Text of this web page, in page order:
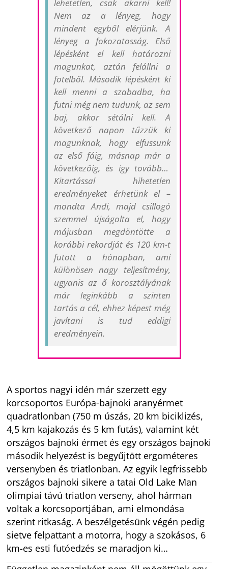
lehetetlen, csak akarni kell!
Nem az a lényeg, hogy
mindent egyből elérjünk. A
lényeg a fokozatosság. Első
lépésként el kell határozni
magunkat, aztán felállni a
fotelből. Második lépésként ki
kell menni a szabadba, ha
futni még nem tudunk, az sem
baj, akkor sétálni kell. A
következő napon tűzzük ki
magunknak, hogy elfussunk
az első fáig, másnap már a
következőig, és így tovább…
Kitartással hihetetlen
eredményeket érhetünk el –
mondta Andi, majd csillogó
szemmel újságolta el, hogy
májusban megdöntötte a
korábbi rekordját és 120 km-t
futott a hónapban, ami
különösen nagy teljesítmény,
ugyanis az ő korosztályának
már leginkább a szinten
tartás a cél, ehhez képest még
javítani is tud eddigi
eredményein.
A sportos nagyi idén már szerzett egy
korcsoportos Európa-bajnoki aranyérmet
quadratlonban (750 m úszás, 20 km biciklizés,
4,5 km kajakozás és 5 km futás), valamint két
országos bajnoki érmet és egy országos bajnoki
második helyezést is begyűjtött ergométeres
versenyben és triatlonban. Az egyik legfrissebb
országos bajnoki sikere a tatai Old Lake Man
olimpiai távú triatlon verseny, ahol hárman
voltak a korcsoportjában, ami elmondása
szerint ritkaság. A beszélgetésünk végén pedig
sietve felpattant a motorra, hogy a szokásos, 6
km-es esti futóedzés se maradjon ki…